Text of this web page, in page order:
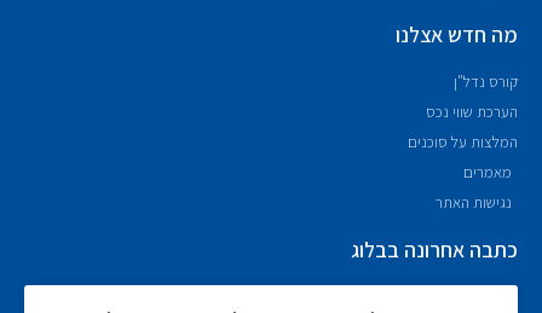
מה חדש אצלנו
קורס נדל"ן
הערכת שווי נכס
המלצות על סוכנים
מאמרים
נגישות האתר
כתבה אחרונה בבלוג